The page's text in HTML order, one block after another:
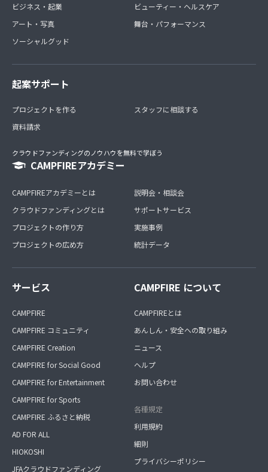
ビジネス・起業
アート・写真
ソーシャルグッド
ビューティー・ヘルスケア
舞台・パフォーマンス
起案サポート
プロジェクトを作る
資料請求
スタッフに相談する
クラウドファンディングのノウハウを無料で学ぼう
CAMPFIREアカデミー
CAMPFIREアカデミーとは
クラウドファンディングとは
プロジェクトの作り方
プロジェクトの広め方
説明会・相談会
サポートサービス
実施事例
統計データ
サービス
CAMPFIRE
CAMPFIRE コミュニティ
CAMPFIRE Creation
CAMPFIRE for Social Good
CAMPFIRE for Entertainment
CAMPFIRE for Sports
CAMPFIRE ふるさと納税
AD FOR ALL
HIOKOSHI
JFAクラウドファンディング
CAMPFIRE について
CAMPFIREとは
あんしん・安全への取り組み
ニュース
ヘルプ
お問い合わせ
各種規定
利用規約
細則
プライバシーポリシー